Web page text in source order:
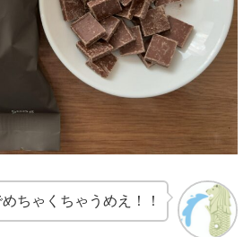
ちゃくちゃうめえ！！